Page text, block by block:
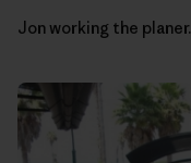
Jon working the planer.